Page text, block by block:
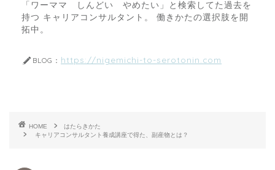
「ワーママ しんどい やめたい」と検索してた過去を
持つ キャリアコンサルタント。 働きかたの選択肢を開
拓中。
BLOG： https://nigemichi-to-serotonin.com
HOME
はたらきかた
キャリアコンサルタント養成講座で得た、副産物とは？